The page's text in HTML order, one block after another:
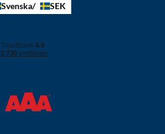
Svenska SEK